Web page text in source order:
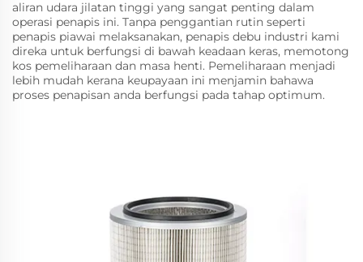
aliran udara jilatan tinggi yang sangat penting dalam
operasi penapis ini. Tanpa penggantian rutin seperti
penapis piawai melaksanakan, penapis debu industri kami
direka untuk berfungsi di bawah keadaan keras, memotong
kos pemeliharaan dan masa henti. Pemeliharaan menjadi
lebih mudah kerana keupayaan ini menjamin bahawa
proses penapisan anda berfungsi pada tahap optimum.